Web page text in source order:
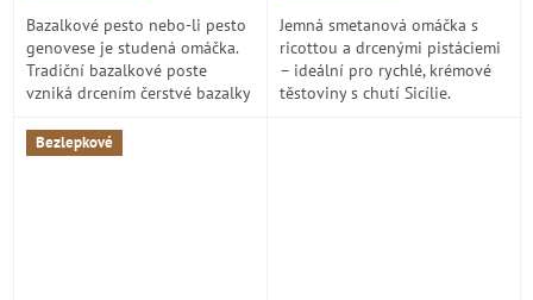
Bazalkové pesto nebo-li pesto
genovese je studená omáčka.
Tradiční bazalkové poste
vzniká drcením čerstvé bazalky
dalších surovin jako je česnek,
piniové...
Jemná smetanová omáčka s
ricottou a drcenými pistáciemi
– ideální pro rychlé, krémové
těstoviny s chutí Sicílie.
Bezlepkové